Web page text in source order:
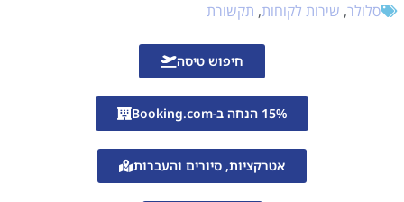
סלולר, שירות לקוחות, תקשורת
חיפוש טיסה
15% הנחה ב-Booking.com
אטרקציות, סיורים והעברות